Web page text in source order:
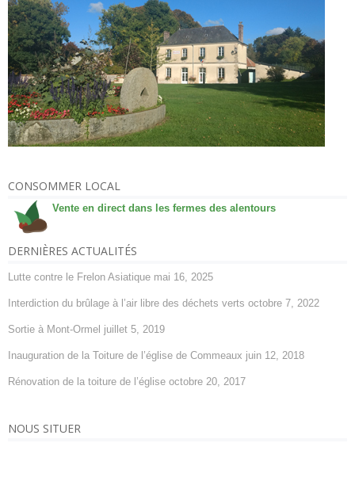
CONSOMMER LOCAL
Vente en direct dans les fermes des alentours
DERNIÈRES ACTUALITÉS
Lutte contre le Frelon Asiatique mai 16, 2025
Interdiction du brûlage à l’air libre des déchets verts octobre 7, 2022
Sortie à Mont-Ormel juillet 5, 2019
Inauguration de la Toiture de l’église de Commeaux juin 12, 2018
Rénovation de la toiture de l’église octobre 20, 2017
NOUS SITUER